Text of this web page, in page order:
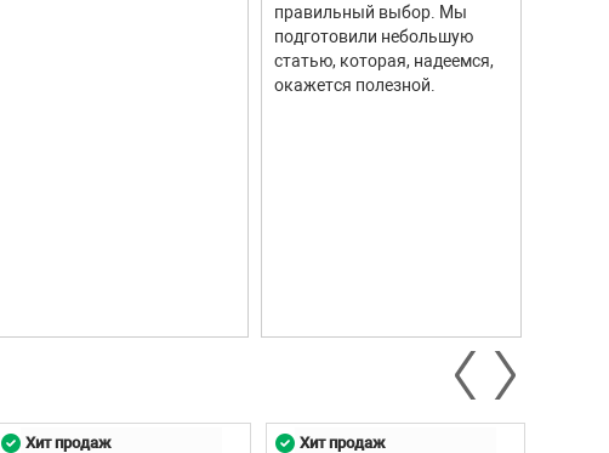
правильный выбор. Мы
подготовили небольшую
статью, которая, надеемся,
окажется полезной.
Хит продаж Хит продаж